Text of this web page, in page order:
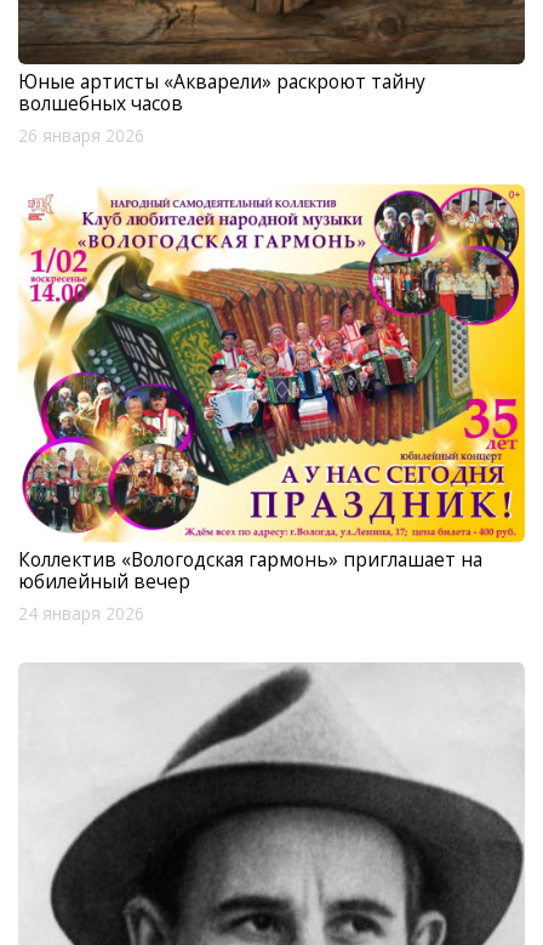
Юные артисты «Акварели» раскроют тайну
волшебных часов
26 января 2026
Коллектив «Вологодская гармонь» приглашает на
юбилейный вечер
24 января 2026